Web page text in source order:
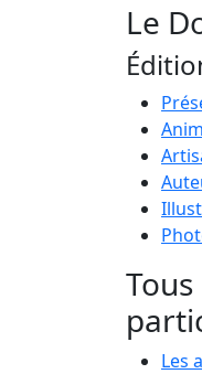
Le
Tous
Les